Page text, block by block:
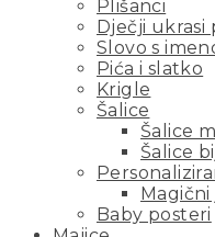
Plišanci
Dječji ukrasi
Slovo s
Pića i slatko
Krigle
Šalice
Šalice
Šalice
Baby posteri